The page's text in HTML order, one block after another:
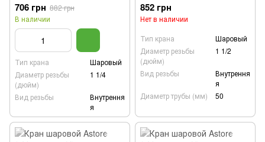
706 грн 882 грн
В наличии
Тип крана
Шаровый
Диаметр резьбы
(дюйм)
1 1/4
Вид резьбы
Внутрення
я
852 грн
Нет в наличии
Тип крана
Шаровый
Диаметр резьбы
(дюйм)
1 1/2
Вид резьбы
Внутрення
я
Диаметр трубы (мм)
50